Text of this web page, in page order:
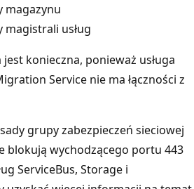
magazynu
usług
konieczna, ponieważ usługa
Service nie ma łączności z
grupy zabezpieczeń sieciowej
blokują wychodzącego portu 443
ServiceBus, Storage i